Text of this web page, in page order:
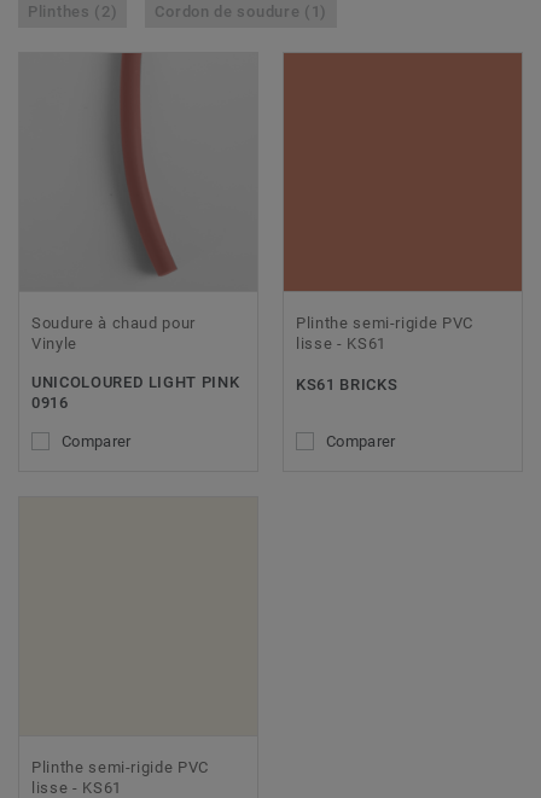
Plinthes (2) Cordon de soudure (1)
Soudure à chaud pour
Vinyle
UNICOLOURED LIGHT PINK
0916
Comparer
Plinthe semi-rigide PVC
lisse - KS61
KS61 BRICKS
Comparer
Plinthe semi-rigide PVC
lisse - KS61